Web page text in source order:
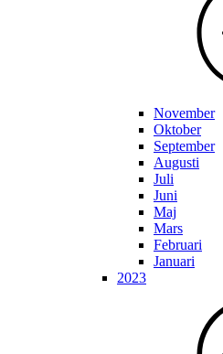
November
Oktober
September
Augusti
Juli
Juni
Maj
Mars
Februari
Januari
2023